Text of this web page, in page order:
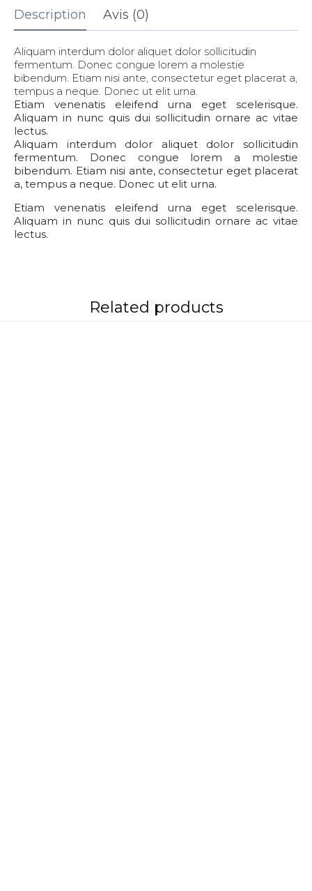
Description Avis (0)
Aliquam interdum dolor aliquet dolor sollicitudin
fermentum. Donec congue lorem a molestie
bibendum. Etiam nisi ante, consectetur eget placerat a,
tempus a neque. Donec ut elit urna.
Etiam venenatis eleifend urna eget scelerisque.
Aliquam in nunc quis dui sollicitudin ornare ac vitae
lectus.
Aliquam interdum dolor aliquet dolor sollicitudin
fermentum. Donec congue lorem a molestie
bibendum. Etiam nisi ante, consectetur eget placerat
a, tempus a neque. Donec ut elit urna.
Etiam venenatis eleifend urna eget scelerisque.
Aliquam in nunc quis dui sollicitudin ornare ac vitae
lectus.
Related products